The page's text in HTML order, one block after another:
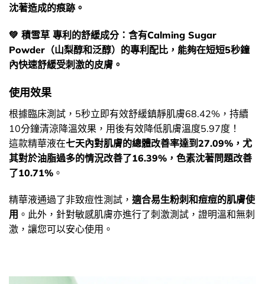
沈著造成的痕跡。
💚 積雪草 專利的舒緩成分：含有Calming Sugar
Powder（山梨醇和泛醇）的專利配比，能夠在短短5秒鐘
內快速舒緩受刺激的皮膚。
使用效果
根據臨床測試，5秒立即有效舒緩鎮靜肌膚68.42%，持續
10分鐘清涼降溫效果，用後有效降低肌膚溫度5.97度！
這款精華液在七天內對肌膚的總體改善率達到27.09%，尤
其對於油脂過多的情況改善了16.39%，色素沈著問題改善
了10.71% 。
精華液通過了非致痘性測試， 適合易生粉刺和痘痘的肌膚使
用 。此外，針對敏感肌膚亦進行了刺激測試，證明溫和無刺
激，讓您可以安心使用。